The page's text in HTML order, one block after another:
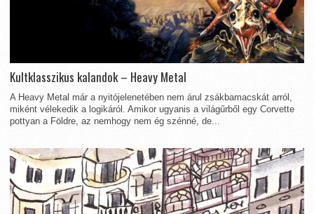
Kultklasszikus kalandok – Heavy Metal
A Heavy Metal már a nyitójelenetében nem árul zsákbamacskát arról,
miként vélekedik a logikáról. Amikor ugyanis a világűrből egy Corvette
pottyan a Földre, az nemhogy nem ég szénné, de...